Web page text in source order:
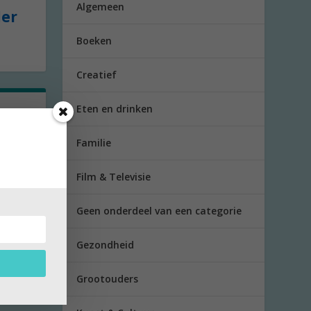
Algemeen
Boeken
Creatief
Eten en drinken
Familie
Film & Televisie
Geen onderdeel van een categorie
Gezondheid
Grootouders